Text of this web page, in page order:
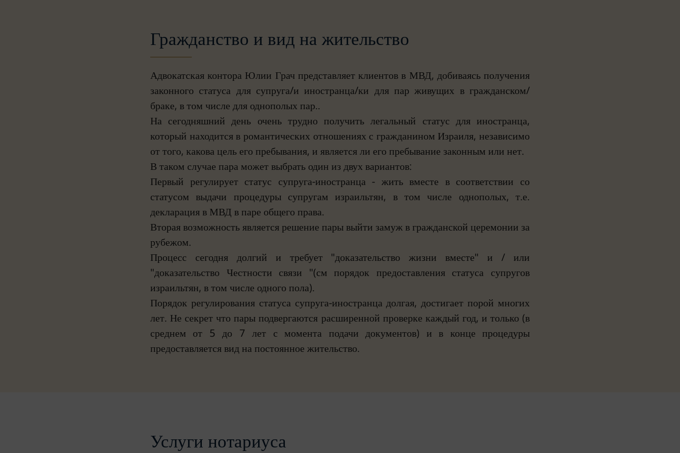
Гражданство и вид на жительство
Адвокатская контора Юлии Грач представляет клиентов в МВД, добиваясь получения
законного статуса для супруга/и иностранца/ки для пар живущих в гражданском/
браке, в том числе для однополых пар..
На сегодняшний день очень трудно получить легальный статус для иностранца,
который находится в романтических отношениях с гражданином Израиля, независимо
от того, какова цель его пребывания, и является ли его пребывание законным или нет.
В таком случае пара может выбрать один из двух вариантов:
Первый регулирует статус супруга-иностранца - жить вместе в соответствии со
статусом выдачи процедуры супругам израильтян, в том числе однополых, т.е.
декларация в МВД в паре общего права.
Вторая возможность является решение пары выйти замуж в гражданской церемонии за
рубежом.
Процесс сегодня долгий и требует "доказательство жизни вместе" и / или
"доказательство Честности связи "(см порядок предоставления статуса супругов
израильтян, в том числе одного пола).
Порядок регулирования статуса супруга-иностранца долгая, достигает порой многих
лет. Не секрет что пары подвергаются расширенной проверке каждый год, и только (в
среднем от 5 до 7 лет с момента подачи документов) и в конце процедуры
предоставляется вид на постоянное жительство.
Услуги нотариуса